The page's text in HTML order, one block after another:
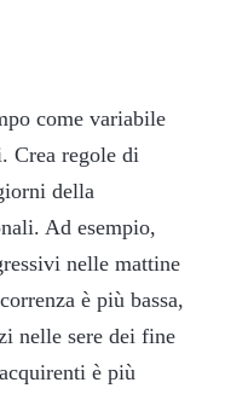
come variabile
Crea regole di
della
Ad esempio,
nelle mattine
è più bassa,
nelle sere dei fine
è più